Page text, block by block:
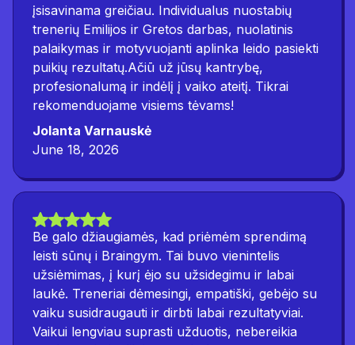
įsisavinama greičiau. Individualus nuostabių
trenerių Emilijos ir Gretos darbas, nuolatinis
palaikymas ir motyvuojanti aplinka leido pasiekti
puikių rezultatų.Ačiū už jūsų kantrybę,
profesionalumą ir indėlį į vaiko ateitį. Tikrai
rekomenduojame visiems tėvams!
Jolanta Varnauskė
June 18, 2026
Be galo džiaugiamės, kad priėmėm sprendimą
leisti sūnų i Braingym. Tai buvo vienintelis
užsiėmimas, į kurį ėjo su užsidegimu ir labai
laukė. Treneriai dėmesingi, empatiški, gebėjo su
vaiku susidraugauti ir dirbti labai rezultatyviai.
Vaikui lengviau suprasti užduotis, nebereikia